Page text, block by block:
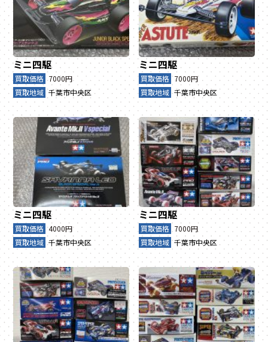
ミニ四駆
買取価格 7000円
買取地域 千葉市中央区
ミニ四駆
買取価格 7000円
買取地域 千葉市中央区
ミニ四駆
買取価格 4000円
買取地域 千葉市中央区
ミニ四駆
買取価格 7000円
買取地域 千葉市中央区